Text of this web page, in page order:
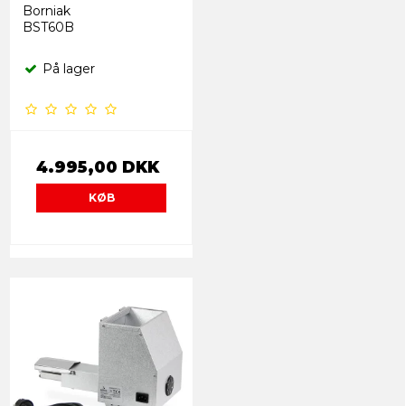
Borniak
BST60B
På lager
4.995,00 DKK
KØB